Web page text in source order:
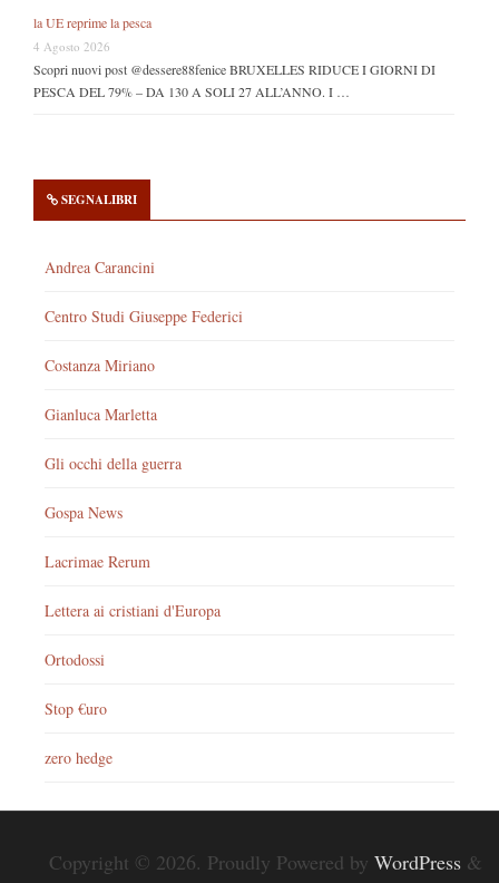
la UE reprime la pesca
4 Agosto 2026
Scopri nuovi post @dessere88fenice BRUXELLES RIDUCE I GIORNI DI
PESCA DEL 79% – DA 130 A SOLI 27 ALL’ANNO. I …
SEGNALIBRI
Andrea Carancini
Centro Studi Giuseppe Federici
Costanza Miriano
Gianluca Marletta
Gli occhi della guerra
Gospa News
Lacrimae Rerum
Lettera ai cristiani d'Europa
Ortodossi
Stop €uro
zero hedge
Copyright © 2026. Proudly Powered by WordPress &